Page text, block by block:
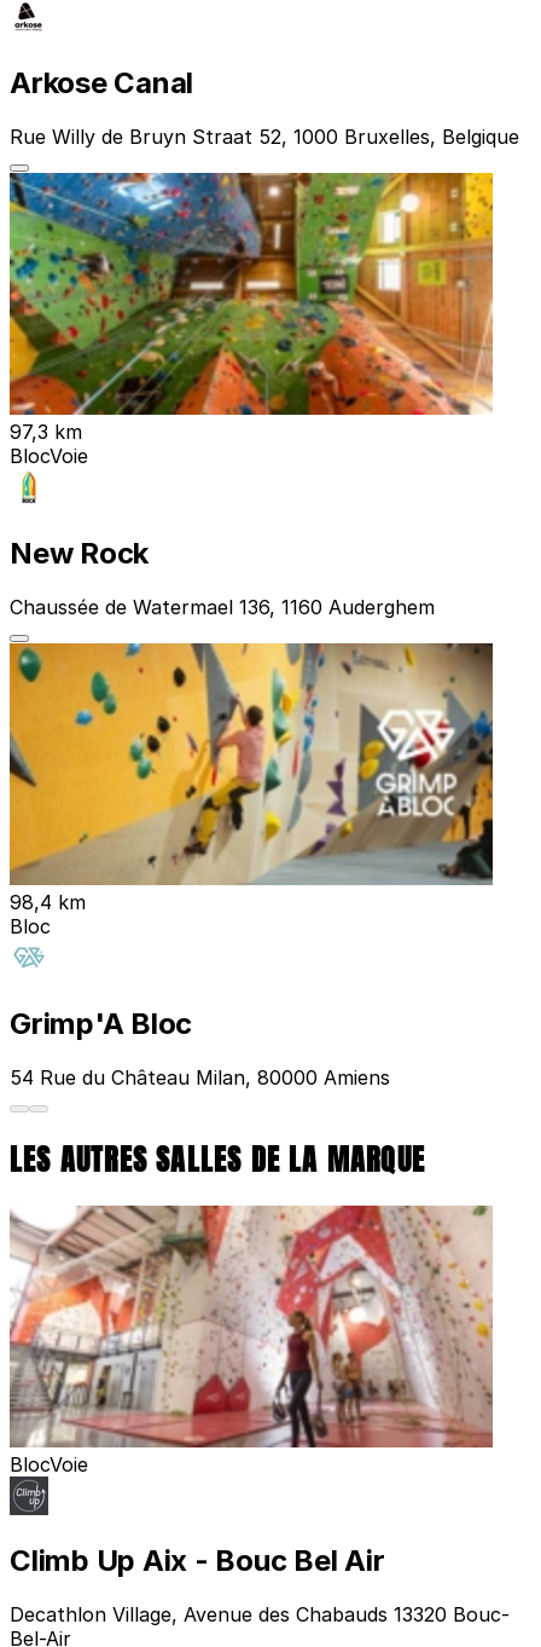
Arkose Canal
Rue Willy de Bruyn Straat 52, 1000 Bruxelles, Belgique
97,3 km
BlocVoie
New Rock
Chaussée de Watermael 136, 1160 Auderghem
98,4 km
Bloc
Grimp'A Bloc
54 Rue du Château Milan, 80000 Amiens
LES AUTRES SALLES DE LA MARQUE
BlocVoie
Climb Up Aix - Bouc Bel Air
Decathlon Village, Avenue des Chabauds 13320 Bouc-
Bel-Air